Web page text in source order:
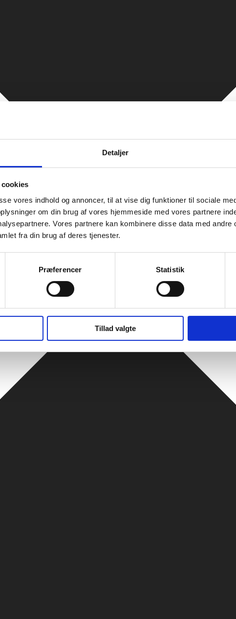
Detaljer
vores indhold og annoncer, til at vise dig funktioner til sociale
om din brug af vores hjemmeside med vores partnere
Vores partnere kan kombinere disse data med andre
fra din brug af deres tjenester.
Præferencer Statistik
Tillad valgte